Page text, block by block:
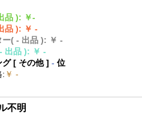
品 ): ￥-
品 ): ￥ -
ー( - 出品 ): ￥ -
出品 ): ￥ -
グ [ その他]- 位
: ￥ -
不明